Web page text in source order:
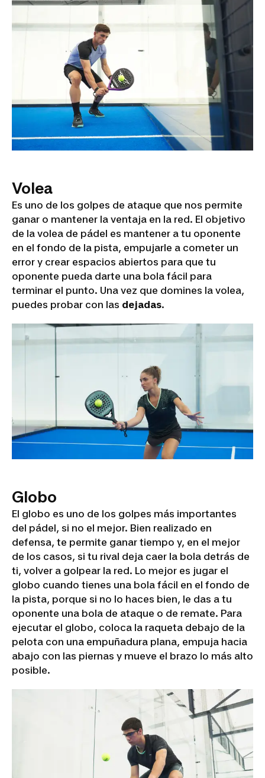
Volea
Es uno de los golpes de ataque que nos permite
ganar o mantener la ventaja en la red. El objetivo
de la volea de pádel es mantener a tu oponente
en el fondo de la pista, empujarle a cometer un
error y crear espacios abiertos para que tu
oponente pueda darte una bola fácil para
terminar el punto. Una vez que domines la volea,
puedes probar con las dejadas.
Globo
El globo es uno de los golpes más importantes
del pádel, si no el mejor. Bien realizado en
defensa, te permite ganar tiempo y, en el mejor
de los casos, si tu rival deja caer la bola detrás de
ti, volver a golpear la red. Lo mejor es jugar el
globo cuando tienes una bola fácil en el fondo de
la pista, porque si no lo haces bien, le das a tu
oponente una bola de ataque o de remate. Para
ejecutar el globo, coloca la raqueta debajo de la
pelota con una empuñadura plana, empuja hacia
abajo con las piernas y mueve el brazo lo más alto
posible.